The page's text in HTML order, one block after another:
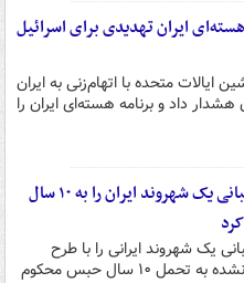
هسته‌ای ایران تهدیدی برای اسرائیل
ایالات متحده با اتهام‌زنی به ایران
داد و برنامه هسته‌ای ایران را
دادگاهی در آلبانی یک شهروند ایران را به ۱۰ سال
یک شهروند ایرانی را با طرح
ادعاهای اثبات‌نشده به تحمل ۱۰ سال حبس محکوم